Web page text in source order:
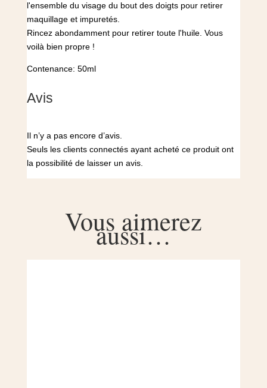
l'ensemble du visage du bout des doigts pour retirer
maquillage et impuretés.
Rincez abondamment pour retirer toute l'huile. Vous
voilà bien propre !
Contenance: 50ml
Avis
Il n’y a pas encore d’avis.
Seuls les clients connectés ayant acheté ce produit ont
la possibilité de laisser un avis.
Vous aimerez
aussi…